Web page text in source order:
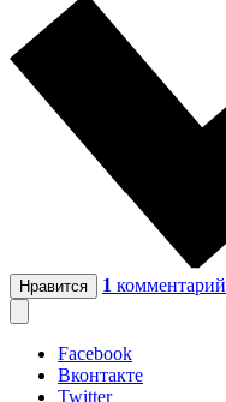
Нравится 1 комментарий
Facebook
Вконтакте
Twitter